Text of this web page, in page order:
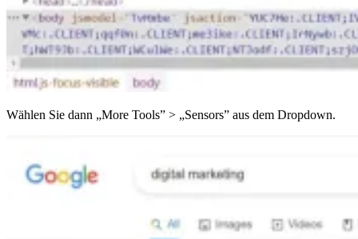
Wählen Sie dann „More Tools” > „Sensors” aus dem Dropdown.